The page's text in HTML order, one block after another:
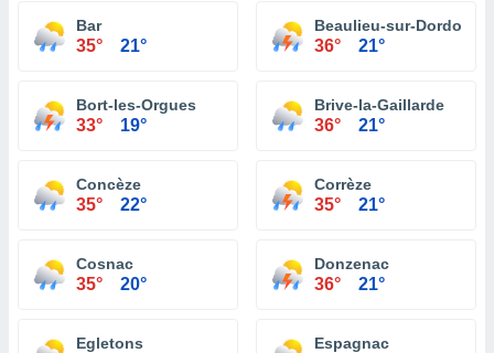
Bar
35° 21°
Beaulieu-sur-Dordogne
36° 21°
Bort-les-Orgues
33° 19°
Brive-la-Gaillarde
36° 21°
Concèze
35° 22°
Corrèze
35° 21°
Cosnac
35° 20°
Donzenac
36° 21°
Egletons Espagnac